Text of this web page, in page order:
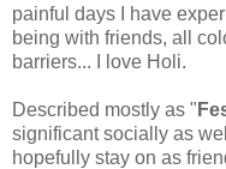
painful days I have
being with friends, all
barriers... I love Holi.
Described mostly as "
significant socially as
hopefully stay on as